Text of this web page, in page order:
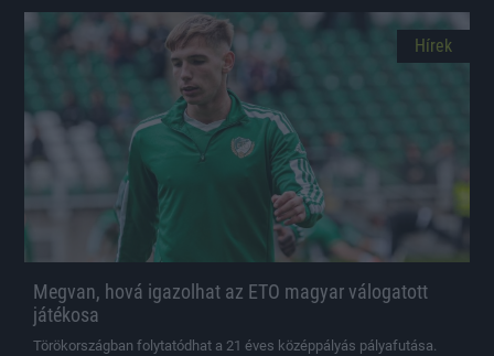
Hírek
Megvan, hová igazolhat az ETO magyar válogatott
játékosa
Törökországban folytatódhat a 21 éves középpályás pályafutása.